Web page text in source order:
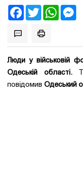
FacebookTwitter
Люди у військовій
Одеській області.
повідомив Одеський